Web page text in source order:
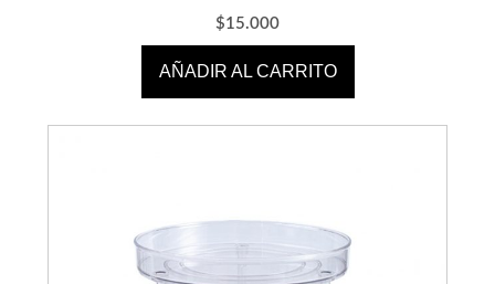
$15.000
AÑADIR AL CARRITO